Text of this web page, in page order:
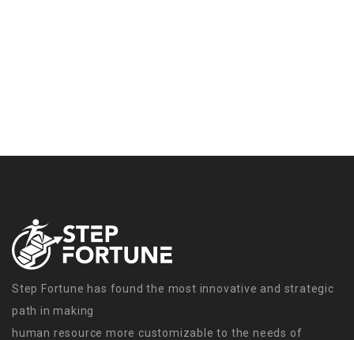
Step Fortune has found the most innovative and strategic
path in making
human resource more customizable to the needs of